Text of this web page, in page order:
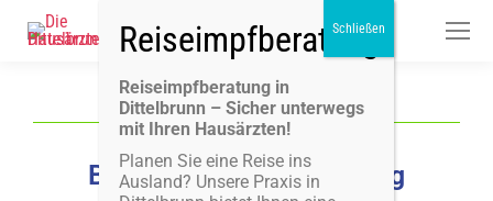
Barrierefreiheitserklärung
Reiseimpfberatung in
Dittelbrunn – Sicher unterwegs
mit Ihren Hausärzten!
Planen Sie eine Reise ins
Ausland? Unsere Praxis in